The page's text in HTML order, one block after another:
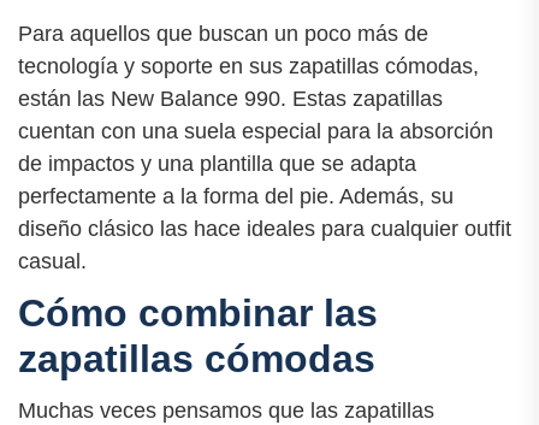
Para aquellos que buscan un poco más de
tecnología y soporte en sus zapatillas cómodas,
están las New Balance 990. Estas zapatillas
cuentan con una suela especial para la absorción
de impactos y una plantilla que se adapta
perfectamente a la forma del pie. Además, su
diseño clásico las hace ideales para cualquier outfit
casual.
Cómo combinar las
zapatillas cómodas
Muchas veces pensamos que las zapatillas